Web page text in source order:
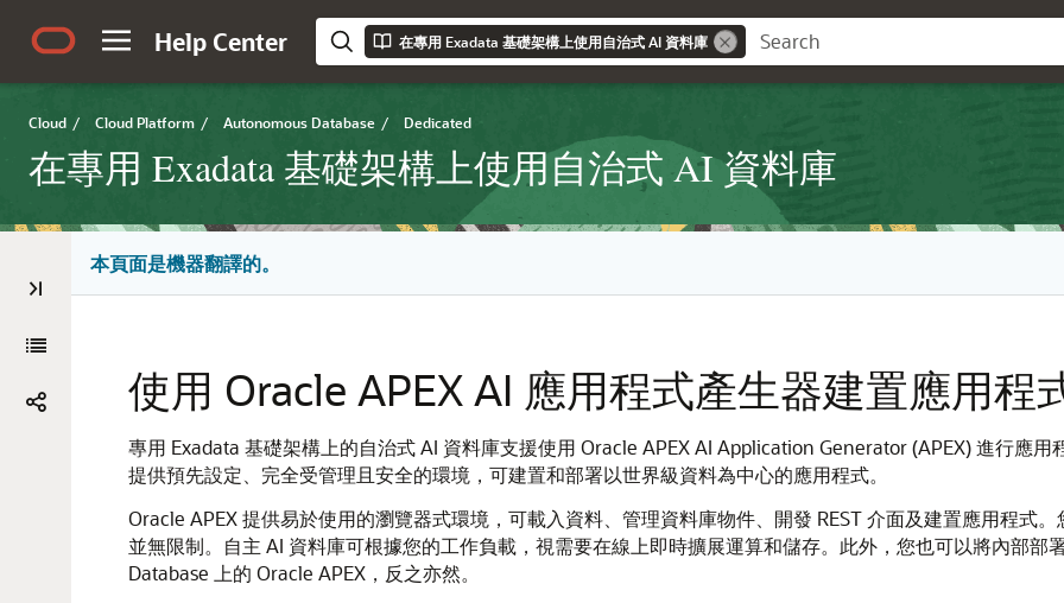
Help Center 在專用 Exadata 基礎架構上使用自治式 AI 資料庫
Cloud / Cloud Platform / Autonomous Database / Dedicated
在專用 Exadata 基礎架構上使用自治式 AI 資料庫
本頁面是機器翻譯的。
使用 Oracle APEX AI 應用程式產生器建置應用程
專用 Exadata 基礎架構上的自治式 AI 資料庫支援使用 Oracle APEX AI Application Generator (APEX) 進行應
提供預先設定、完全受管理且安全的環境，可建置和部署以世界級資料為中心的應用程式。
Oracle APEX 提供易於使用的瀏覽器式環境，可載入資料、管理資料庫物件、開發 REST 介面及建置應用程式
並無限制。自主 AI 資料庫可根據您的工作負載，視需要在線上即時擴展運算和儲存。此外，您也可以將內部部
Database 上的 Oracle APEX，反之亦然。